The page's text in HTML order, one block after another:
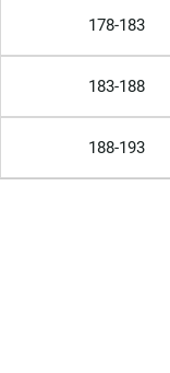
178-183
183-188
188-193